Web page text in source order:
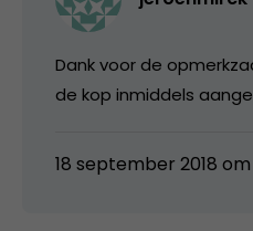
Dank voor de
de kop inmiddels
18 september 2018 om